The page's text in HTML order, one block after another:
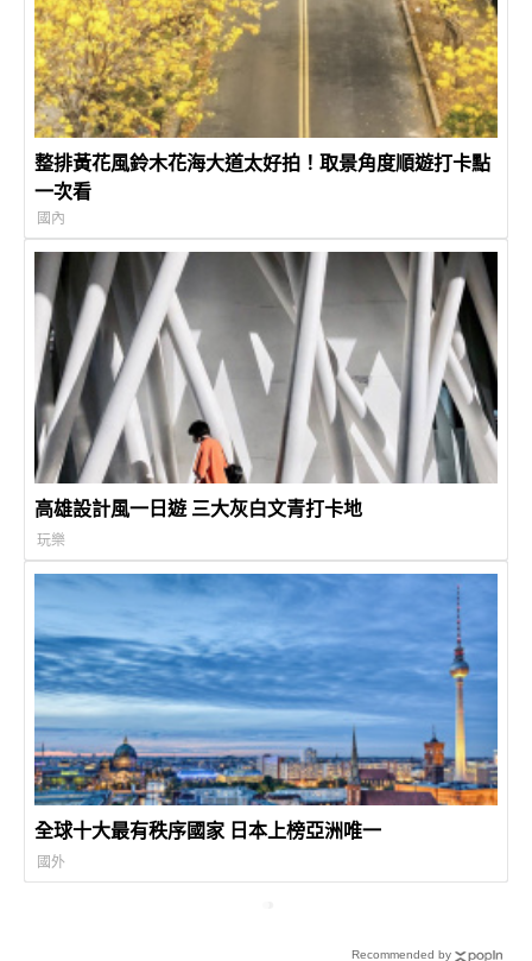
整排黃花風鈴木花海大道太好拍！取景角度順遊打卡點
一次看
國內
高雄設計風一日遊 三大灰白文青打卡地
玩樂
全球十大最有秩序國家 日本上榜亞洲唯一
國外
Recommended by